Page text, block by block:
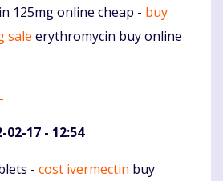
125mg online cheap - buy
sale erythromycin buy online
02-17 - 12:54
- cost ivermectin buy